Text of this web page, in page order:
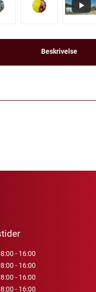
Beskrivelse
- 16:00
- 16:00
- 16:00
- 16:00